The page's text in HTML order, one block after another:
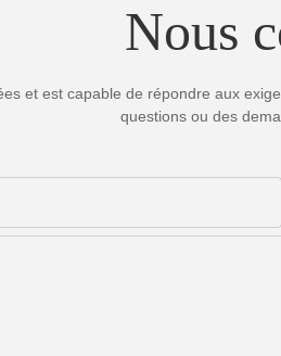
Nous
et est capable de répondre aux
questions ou des